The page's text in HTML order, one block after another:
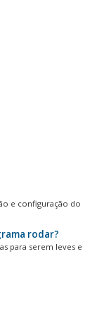
e configuração do
rodar?
para serem leves e